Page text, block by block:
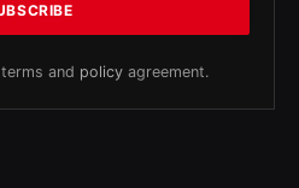
and policy agreement.